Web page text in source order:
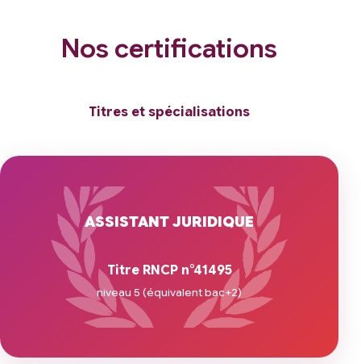
Nos certifications
Titres et spécialisations
ASSISTANT JURIDIQUE
Titre RNCP n°41495
niveau 5 (équivalent bac+2)